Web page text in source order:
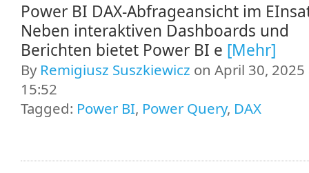
Power BI DAX-Abfrageansicht im
Neben interaktiven Dashboards und
Berichten bietet Power BI e [Mehr]
By Remigiusz Suszkiewicz on April 30, 2025
15:52
Tagged: Power BI, Power Query, DAX